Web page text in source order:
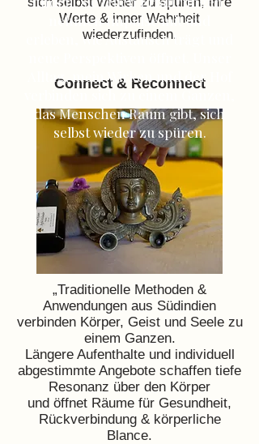
Werte & inner Wahrheit
wiederzufinden.
Connect & Reconnect
„Traditionelle Methoden &
Anwendungen aus Südindien
verbinden Körper, Geist und Seele zu
einem Ganzen.
Längere Aufenthalte und individuell
abgestimmte Angebote schaffen tiefe
Resonanz über den Körper
und öffnet Räume für Gesundheit,
Rückverbindung & körperliche
Blance.
nehmen Impulse mit und
erleben, wie Austausch trägt und
Alltag, mein Wirken und der Hof
verbinden sich zu einem Ganzen,
das Menschen Raum gibt, sich
selbst wieder zu spüren.